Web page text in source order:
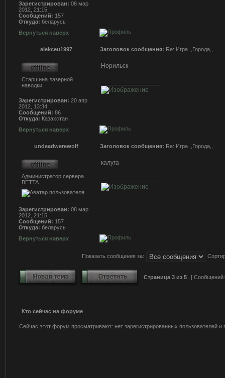
Зарегистрирован: 08 мар
2012, 21:15
Сообщений: 157
Откуда: беларусь
Вернуться наверх
alekceu1997 Заголовок сообщения: Re: Игра ,,Города,,
Старшина лазерной
наводки
Зарегистрирован: 20 апр
2012, 13:34
Сообщений: 86
Откуда: Казахстан
Норильск
Вернуться наверх
undeadwerewolf Заголовок сообщения: Re: Игра ,,Города,,
Администратор сервера
BETTA
Зарегистрирован: 08 мар
2012, 21:15
Сообщений: 157
Откуда: беларусь
калуга
Вернуться наверх
Показать сообщения за:
Страница 3 из 5 [
Кто сейчас на форуме
Сейчас этот форум просматривают: нет зарегистрированных пользователей и